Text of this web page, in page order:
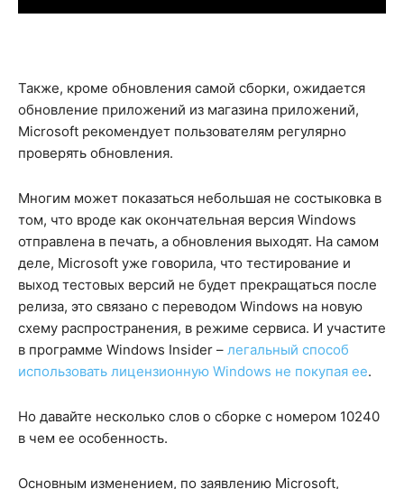
Также, кроме обновления самой сборки, ожидается
обновление приложений из магазина приложений,
Microsoft рекомендует пользователям регулярно
проверять обновления.
Многим может показаться небольшая не состыковка в
том, что вроде как окончательная версия Windows
отправлена в печать, а обновления выходят. На самом
деле, Microsoft уже говорила, что тестирование и
выход тестовых версий не будет прекращаться после
релиза, это связано с переводом Windows на новую
схему распространения, в режиме сервиса. И участите
в программе Windows Insider – легальный способ
использовать лицензионную Windows не покупая ее.
Но давайте несколько слов о сборке с номером 10240
в чем ее особенность.
Основным изменением, по заявлению Microsoft,